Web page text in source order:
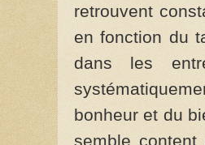
retrouvent
en fonction du
dans les
bonheur et du
semble